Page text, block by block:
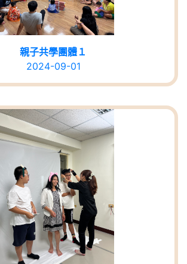
親子共學團體１
2024-09-01